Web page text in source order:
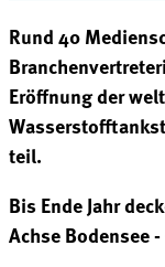
Rund 40
Eröffnung der
teil.
Bis Ende Jahr
Achse Bodensee